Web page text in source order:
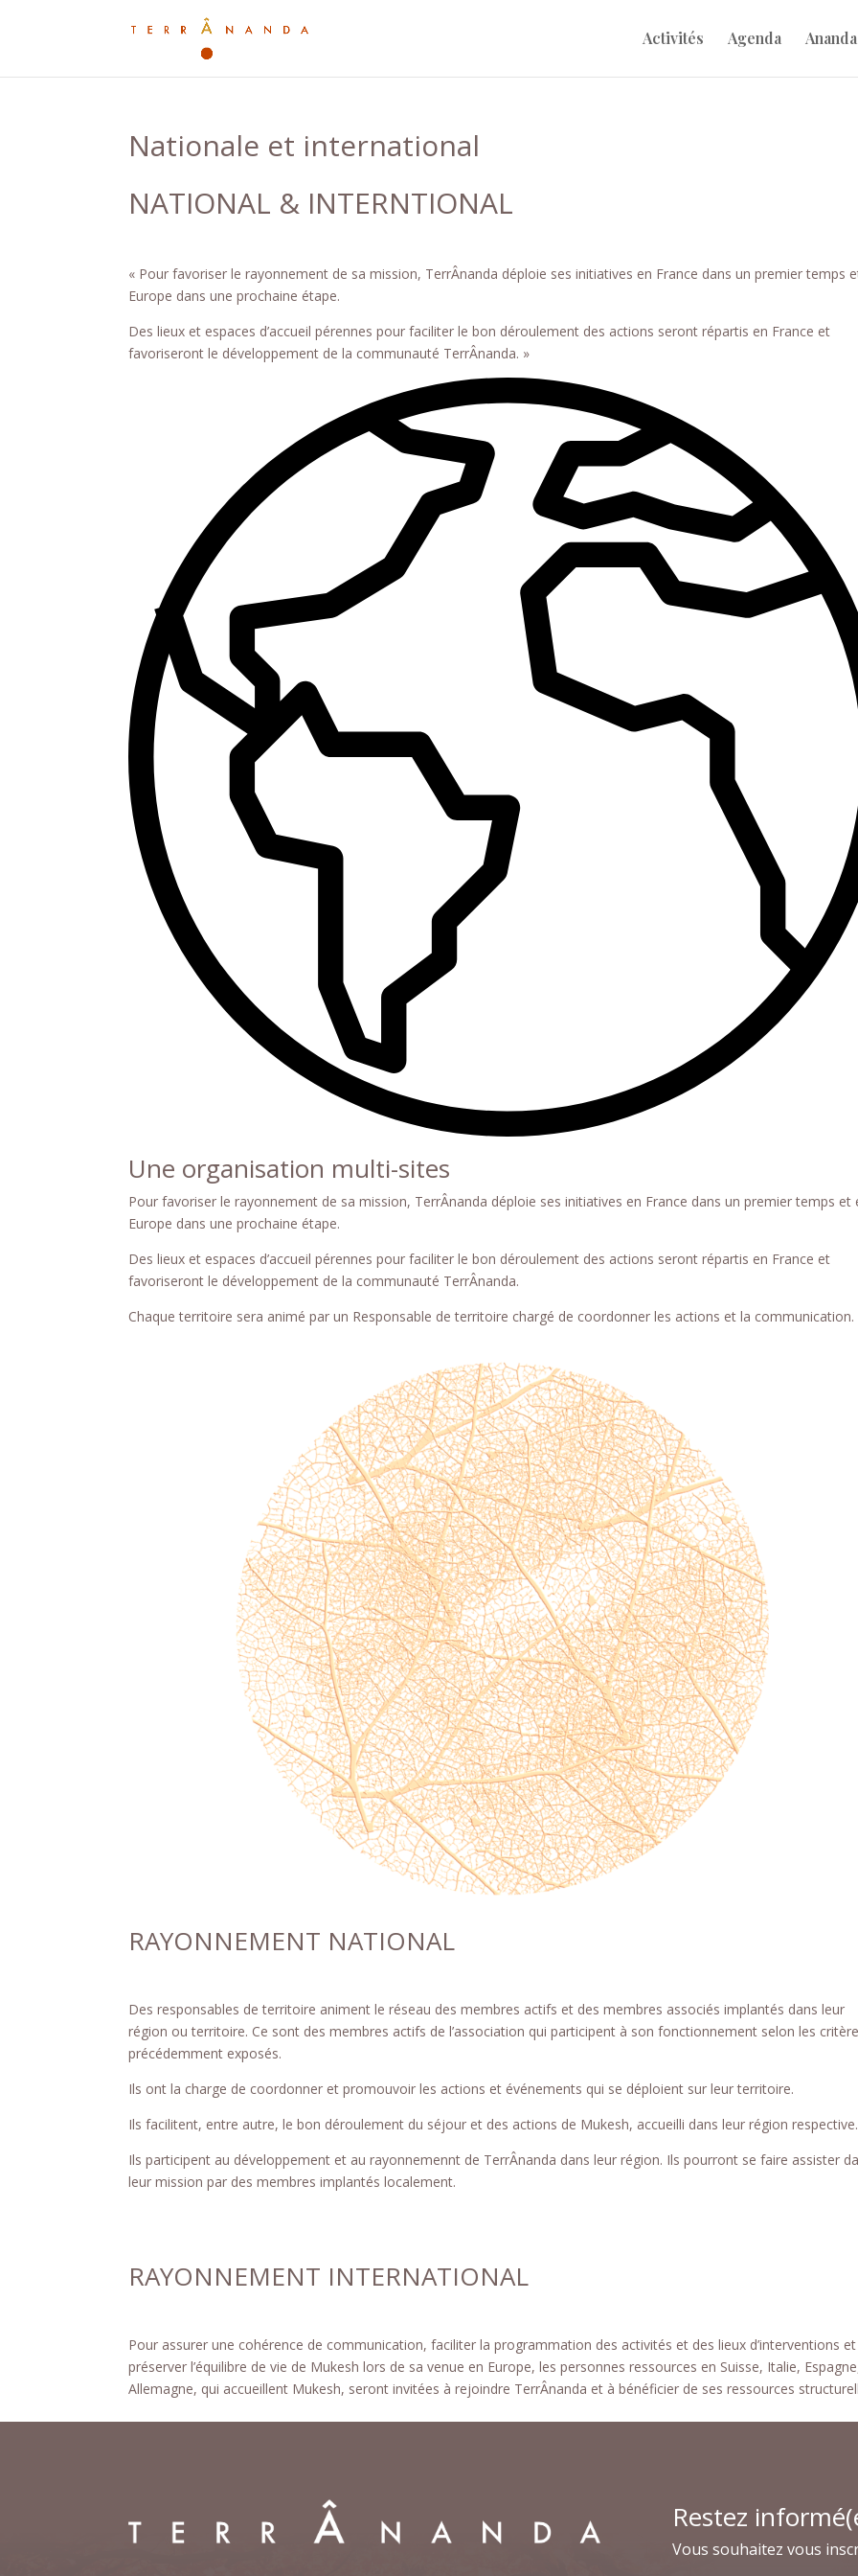
Activités Agenda
Nationale et international
NATIONAL & INTERNTIONAL
« Pour favoriser le rayonnement de sa mission, TerrÂnanda déploie ses initiatives en France dans un premier temps
Europe dans une prochaine étape.
Des lieux et espaces d’accueil pérennes pour faciliter le bon déroulement des actions seront répartis en France et
favoriseront le développement de la communauté TerrÂnanda. »
Une organisation multi-sites
Pour favoriser le rayonnement de sa mission, TerrÂnanda déploie ses initiatives en France dans un premier temps et
Europe dans une prochaine étape.
Des lieux et espaces d’accueil pérennes pour faciliter le bon déroulement des actions seront répartis en France et
favoriseront le développement de la communauté TerrÂnanda.
Chaque territoire sera animé par un Responsable de territoire chargé de coordonner les actions et la communication.
RAYONNEMENT NATIONAL
Des responsables de territoire animent le réseau des membres actifs et des membres associés implantés dans leur
région ou territoire. Ce sont des membres actifs de l’association qui participent à son fonctionnement selon les
précédemment exposés.
Ils ont la charge de coordonner et promouvoir les actions et événements qui se déploient sur leur territoire.
Ils facilitent, entre autre, le bon déroulement du séjour et des actions de Mukesh, accueilli dans leur région respective.
Ils participent au développement et au rayonnemennt de TerrÂnanda dans leur région. Ils pourront se faire assister
leur mission par des membres implantés localement.
RAYONNEMENT INTERNATIONAL
Pour assurer une cohérence de communication, faciliter la programmation des activités et des lieux d’interventions et
préserver l’équilibre de vie de Mukesh lors de sa venue en Europe, les personnes ressources en Suisse, Italie,
Allemagne, qui accueillent Mukesh, seront invitées à rejoindre TerrÂnanda et à bénéficier de ses ressources
Restez
Vous souhaitez vous